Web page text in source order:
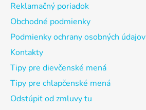
Reklamačný poriadok
Obchodné podmienky
Podmienky ochrany osobných údajov
Kontakty
Tipy pre dievčenské mená
Tipy pre chlapčenské mená
Odstúpiť od zmluvy tu